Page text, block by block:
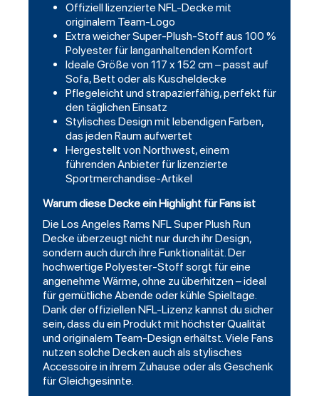
Offiziell lizenzierte NFL-Decke mit
originalem Team-Logo
Extra weicher Super-Plush-Stoff aus 100 %
Polyester für langanhaltenden Komfort
Ideale Größe von 117 x 152 cm – passt auf
Sofa, Bett oder als Kuscheldecke
Pflegeleicht und strapazierfähig, perfekt für
den täglichen Einsatz
Stylisches Design mit lebendigen Farben,
das jeden Raum aufwertet
Hergestellt von Northwest, einem
führenden Anbieter für lizenzierte
Sportmerchandise-Artikel
Warum diese Decke ein Highlight für Fans ist
Die Los Angeles Rams NFL Super Plush Run
Decke überzeugt nicht nur durch ihr Design,
sondern auch durch ihre Funktionalität. Der
hochwertige Polyester-Stoff sorgt für eine
angenehme Wärme, ohne zu überhitzen – ideal
für gemütliche Abende oder kühle Spieltage.
Dank der offiziellen NFL-Lizenz kannst du sicher
sein, dass du ein Produkt mit höchster Qualität
und originalem Team-Design erhältst. Viele Fans
nutzen solche Decken auch als stylisches
Accessoire in ihrem Zuhause oder als Geschenk
für Gleichgesinnte.